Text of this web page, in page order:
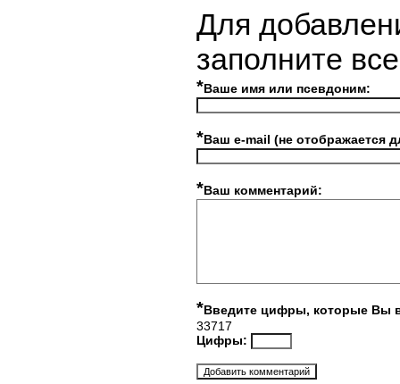
Для
заполните
*Ваше имя или псевдоним:
*Ваш e-mail (не отображается
*Ваш комментарий:
*Введите цифры, которые Вы
33717
Цифры: